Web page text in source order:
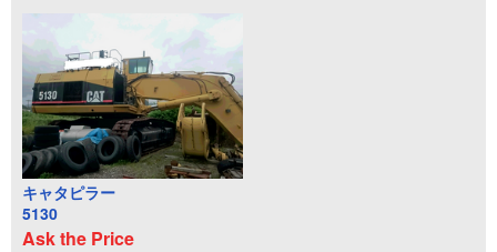
キャタピラー
5130
Ask the Price